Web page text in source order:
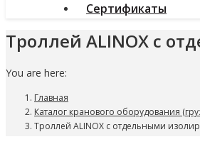
Сертификаты
Троллей ALINOX с
You are here:
Главная
Каталог кранового оборудования
Троллей ALINOX с отдельными